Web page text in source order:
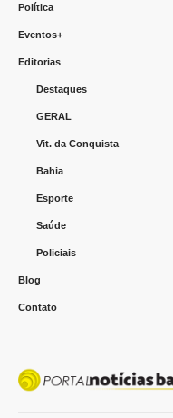
Política
Eventos+
Editorias
Destaques
GERAL
Vit. da Conquista
Bahia
Esporte
Saúde
Policiais
Blog
Contato